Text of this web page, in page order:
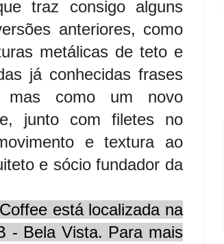
traz consigo alguns
anteriores, como
metálicas de teto e
já conhecidas frases
mas como um novo
junto com filetes no
e textura ao
e sócio fundador da
está localizada na
- Bela Vista. Para mais